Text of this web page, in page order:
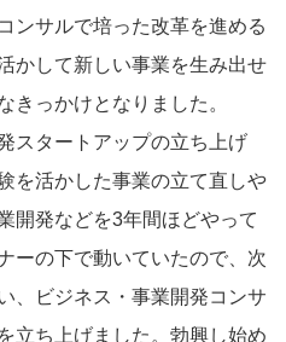
ンサルで培った改革を進める
かして新しい事業を生み出せ
きっかけとなりました。
スタートアップの立ち上げ
を活かした事業の立て直しや
開発などを3年間ほどやって
ーの下で動いていたので、次
、ビジネス・事業開発コンサ
立ち上げました。勃興し始め